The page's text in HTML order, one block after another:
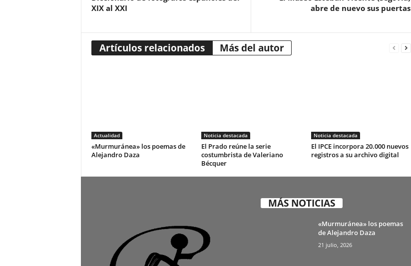
XIX al XXI
abre de nuevo sus puertas
Artículos relacionados Más del autor
Actualidad
«Murmuránea» los poemas de
Alejandro Daza
Noticia destacada
El Prado reúne la serie
costumbrista de Valeriano
Bécquer
Noticia destacada
El IPCE incorpora 20.000 nuevos
registros a su archivo digital
MÁS NOTICIAS
«Murmuránea» los poemas
de Alejandro Daza
21 julio, 2026